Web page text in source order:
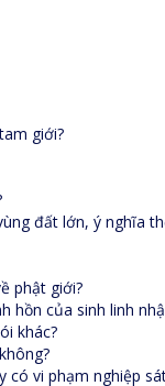
giới?
đất lớn, ý nghĩa
phật giới?
hồn của sinh linh
khác?
vi phạm nghiệp